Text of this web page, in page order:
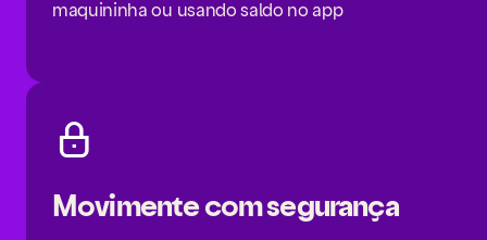
maquininha ou usando saldo no app
Movimente com segurança